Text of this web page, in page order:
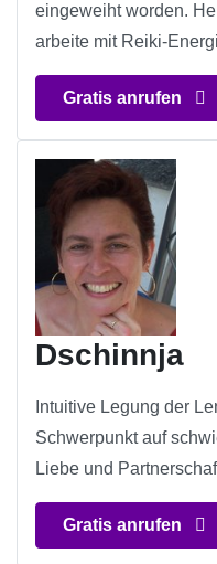
eingeweiht worden.
arbeite mit Reiki-
Gratis anrufen
Dschinnja
Intuitive Legung der
Schwerpunkt auf
Liebe und
Gratis anrufen